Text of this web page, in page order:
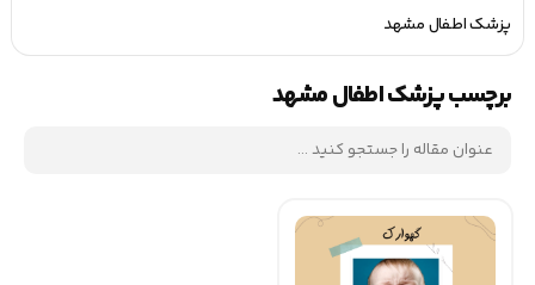
پزشک اطفال مشهد
برچسب پزشک اطفال مشهد